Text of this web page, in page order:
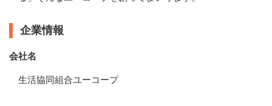
企業情報
会社名
生活協同組合ユーコープ